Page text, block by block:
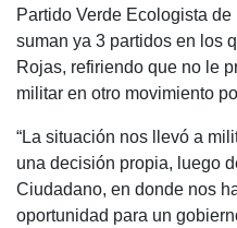
Partido Verde Ecologista
suman ya 3 partidos en los
Rojas, refiriendo que no le
militar en otro movimiento
“La situación nos llevó a
una decisión propia, luego
Ciudadano, en donde nos
oportunidad para un